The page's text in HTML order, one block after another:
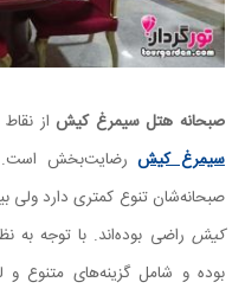
صبحانه هتل سیمرغ کیش از
سیمرغ کیشرضایت‌بخش است.
صبحانه‌شان تنوع کمتری دارد ولی
کیش راضی بوده‌اند. با توجه به
بوده و شامل گزینه‌های متنوع